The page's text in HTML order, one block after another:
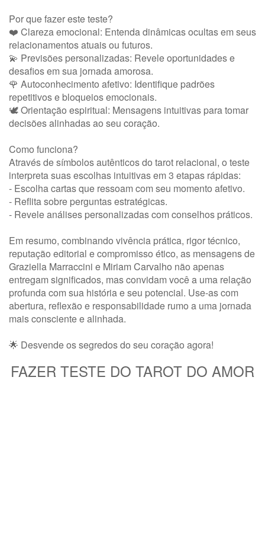
Por que fazer este teste?
❤️ Clareza emocional: Entenda dinâmicas ocultas em seus
relacionamentos atuais ou futuros.
💫 Previsões personalizadas: Revele oportunidades e
desafios em sua jornada amorosa.
🌹 Autoconhecimento afetivo: Identifique padrões
repetitivos e bloqueios emocionais.
🕊️ Orientação espiritual: Mensagens intuitivas para tomar
decisões alinhadas ao seu coração.
Como funciona?
Através de símbolos autênticos do tarot relacional, o teste
interpreta suas escolhas intuitivas em 3 etapas rápidas:
- Escolha cartas que ressoam com seu momento afetivo.
- Reflita sobre perguntas estratégicas.
- Revele análises personalizadas com conselhos práticos.
Em resumo, combinando vivência prática, rigor técnico,
reputação editorial e compromisso ético, as mensagens de
Graziella Marraccini e Miriam Carvalho não apenas
entregam significados, mas convidam você a uma relação
profunda com sua história e seu potencial. Use-as com
abertura, reflexão e responsabilidade rumo a uma jornada
mais consciente e alinhada.
🌟 Desvende os segredos do seu coração agora!
FAZER TESTE DO TAROT DO AMOR